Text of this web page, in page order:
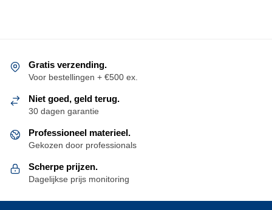
Gratis verzending.
Voor bestellingen + €500 ex.
Niet goed, geld terug.
30 dagen garantie
Professioneel materieel.
Gekozen door professionals
Scherpe prijzen.
Dagelijkse prijs monitoring